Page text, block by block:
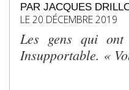
PAR JACQUES
LE 20 DÉCEMBRE 2019
Les gens qui
Insupportable. «